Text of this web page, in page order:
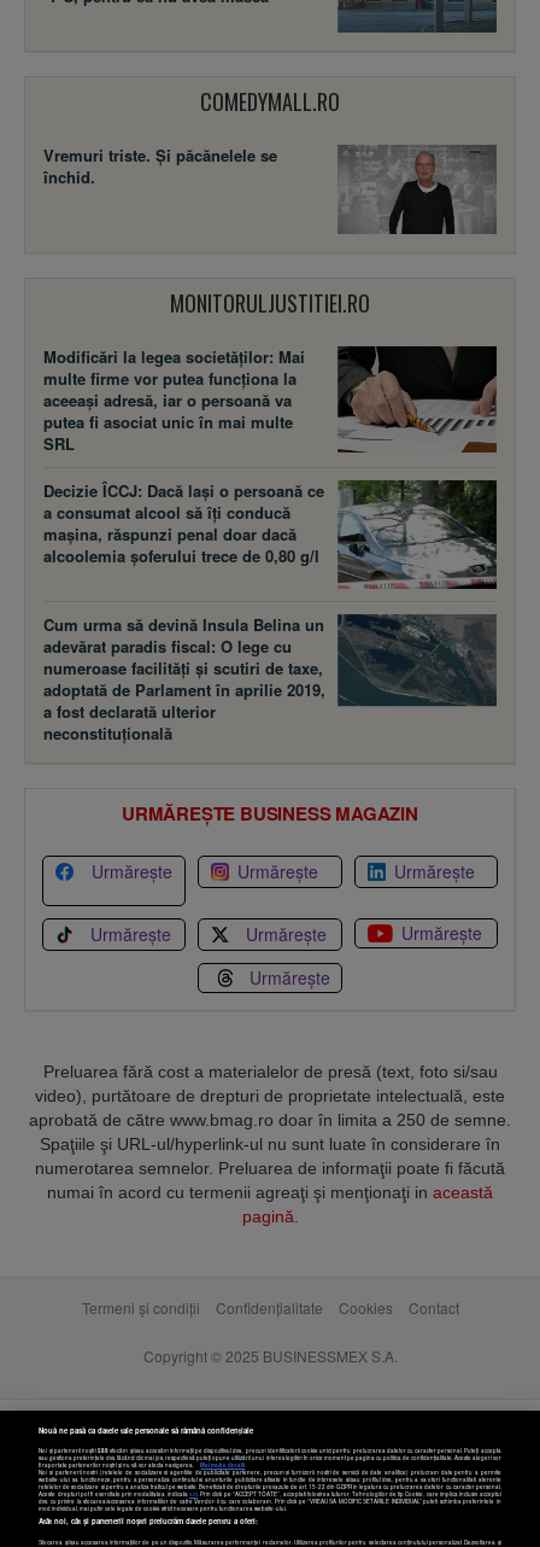
COMEDYMALL.RO
Vremuri triste. Şi păcănelele se
închid.
MONITORULJUSTITIEI.RO
Modificări la legea societăţilor: Mai
multe firme vor putea funcţiona la
aceeaşi adresă, iar o persoană va
putea fi asociat unic în mai multe
SRL
Decizie ÎCCJ: Dacă laşi o persoană ce
a consumat alcool să îţi conducă
maşina, răspunzi penal doar dacă
alcoolemia şoferului trece de 0,80 g/l
Cum urma să devină Insula Belina un
adevărat paradis fiscal: O lege cu
numeroase facilităţi şi scutiri de taxe,
adoptată de Parlament în aprilie 2019,
a fost declarată ulterior
neconstituţională
URMĂREȘTE BUSINESS MAGAZIN
Urmărește Urmărește Urmărește
Urmărește Urmărește
Urmărește
Urmărește
Preluarea fără cost a materialelor de presă (text, foto si/sau
video), purtătoare de drepturi de proprietate intelectuală, este
aprobată de către www.bmag.ro doar în limita a 250 de semne.
Spaţiile şi URL-ul/hyperlink-ul nu sunt luate în considerare în
numerotarea semnelor. Preluarea de informaţii poate fi făcută
numai în acord cu termenii agreaţi şi menţionaţi in această
pagină
Termeni și condiții Confidențialitate Cookies Contact
Copyright © 2025 BUSINESSMEX S.A.
Nouă ne pasă ca datele tale personale să rămână confidențiale
Noi și partenerii noștri589stocăm și/sau accesăm informații pe dispozitivul dvs., precum identificatorii cookie unici pentru prelucrarea datelor cu caracter personal. Puteți accepta
sau gestiona preferințele dvs. făcând clic mai jos, respectiv vă puteți opune utilizării unui interes legitim în orice moment pe pagina cu politica de confidențialitate. Aceste alegeri vor
fi raportate partenerilor noștri și nu vă vor afecta navigarea.
Mai multe detalii
Noi si partenerii nostri (retelele de socializare si agentiile de publicitate partenere, precum si furnizorii nostri de servicii de date analitice) prelucram date pentru a permite
website-ului sa functioneze, pentru a personaliza continutul si anunturile publicitare afisate in functie de interesele si/sau profilul dvs., pentru a va oferi functionalitati aferente
retelelor de socializare si pentru a analiza traficul pe website. Beneficiati de drepturile prevazute de art. 15-22 din GDPR in legatura cu prelucrarea datelor cu caracter personal.
Aceste drepturi pot fi exercitate prin modalitatea indicataaici. Prin click pe “ACCEPT TOATE”, acceptati folosirea tuturor Tehnologiilor de tip Cookie, care implica inclusiv acceptul
dvs. cu privire la stocarea/accesarea informatiilor de catre Vendor-ii cu care colaboram. Prin click pe “VREAU SA MODIFIC SETARILE INDIVIDUAL” puteti schimba preferintele in
mod individual, mai putin cele legate de cookie strict necesare pentru functionarea website-ului.
Atât noi, cât și partenerii noștri prelucrăm datele pentru a oferi:
Stocarea și/sau accesarea informațiilor de pe un dispozitiv. Măsurarea performanței reclamelor. Utilizarea profilurilor pentru selectarea conținutului personalizat. Dezvoltarea și